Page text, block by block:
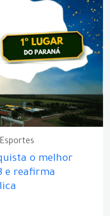
o melhor
e reafirma